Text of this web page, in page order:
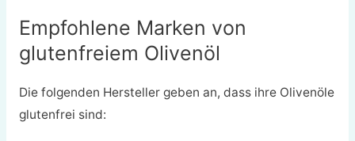
Empfohlene Marken von
glutenfreiem Olivenöl
Die folgenden Hersteller geben an, dass ihre Olivenöle
glutenfrei sind: